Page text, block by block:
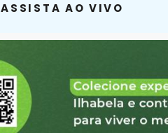
ASSISTA AO VIVO